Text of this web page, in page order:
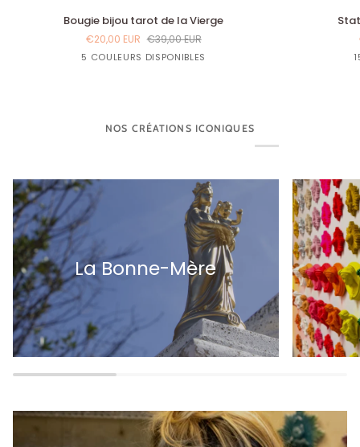
Bougie bijou tarot de la Vierge
€20,00 EUR €39,00 EUR
5 COULEURS DISPONIBLES
Lin
Bleu Bleu JauneRouge
NOS CRÉATIONS ICONIQUES
La Bonne-Mère